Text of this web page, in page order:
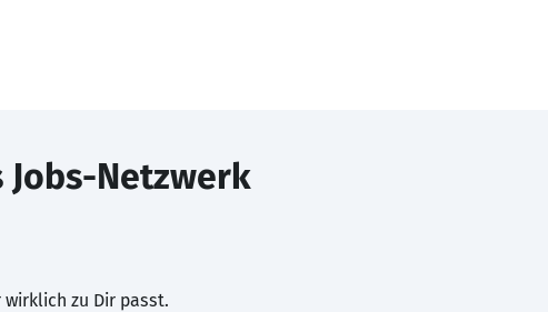
Jobs-Netzwerk
wirklich zu Dir passt.